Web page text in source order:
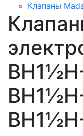
Клапаны